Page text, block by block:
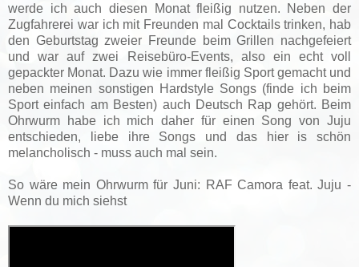
werde ich auch diesen Monat fleißig nutzen. Neben der
Zugfahrerei war ich mit Freunden mal Cocktails trinken, hab
den Geburtstag zweier Freunde beim Grillen nachgefeiert
und war auf zwei Reisebüro-Events, also ein echt voll
gepackter Monat. Dazu wie immer fleißig Sport gemacht und
neben meinen sonstigen Hardstyle Songs (finde ich beim
Sport einfach am Besten) auch Deutsch Rap gehört. Beim
Ohrwurm habe ich mich daher für einen Song von Juju
entschieden, liebe ihre Songs und das hier is schön
melancholisch - muss auch mal sein.
So wäre mein Ohrwurm für Juni: RAF Camora feat. Juju -
Wenn du mich siehst